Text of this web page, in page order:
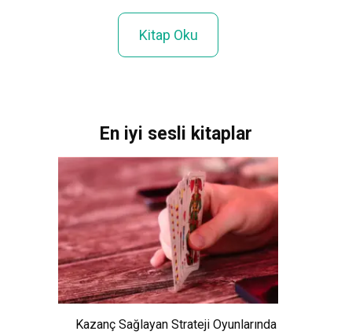
Kitap Oku
En iyi sesli kitaplar
Kazanç Sağlayan Strateji Oyunlarında